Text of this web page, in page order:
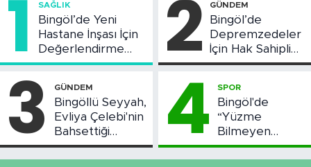
1 SAĞLIK
Bingöl’de Yeni
Hastane İnşası İçin
Değerlendirme
Toplantısı Yapıldı
2 GÜNDEM
Bingöl’de
Depremzedeler
İçin Hak Sahipliği
Askı Süreci
3 GÜNDEM
Bingöllü Seyyah,
Evliya Çelebi'nin
Bahsettiği
Bingöl'deki O
Yeri Görüntüledi
4 SPOR
Bingöl'de
“Yüzme
Bilmeyen
Kalmasın”
Projesi Devam